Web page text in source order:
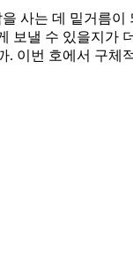
사는 데 밑거름이
보낼 수 있을지가
. 이번 호에서 구체